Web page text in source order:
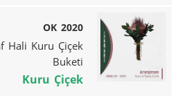
OK 2020
Hali Kuru Çiçek
Buketi
Kuru Çiçek